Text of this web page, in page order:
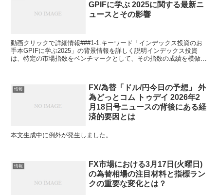
GPIFに学ぶ 2025に関する最新ニ
ュースとその影響
動画クリックで詳細情報###1-1.キーワード「インデックス投資のお
手本GPIFに学ぶ2025」の背景情報を詳しく説明インデックス投資
は、特定の市場指数をベンチマークとして、その指数の成績を模倣す
情報
FX/為替「ドル/円今日の予想」 外
為どっとコム トゥデイ 2026年2
月18日号ニュースの背後にある経
済的要因とは
本文生成中に例外が発生しました。
情報
FX市場における3月17日(火曜日)
の為替相場の注目材料と指標ラン
クの重要な変化とは？